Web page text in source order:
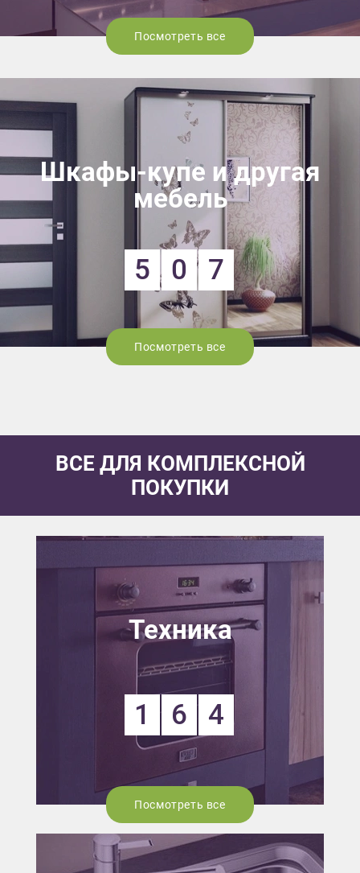
Посмотреть все
Шкафы-купе и другая
мебель
5 0 7
Посмотреть все
ВСЕ ДЛЯ КОМПЛЕКСНОЙ
ПОКУПКИ
Техника
1 6 4
Посмотреть все